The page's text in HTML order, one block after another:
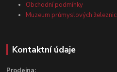
Obchodní podmínky
Muzeum průmyslových železnic
Kontaktní údaje